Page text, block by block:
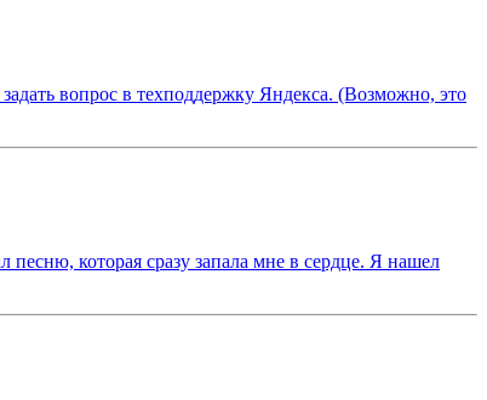
вопрос в техподдержку Яндекса. (Возможно, это
которая сразу запала мне в сердце. Я нашел